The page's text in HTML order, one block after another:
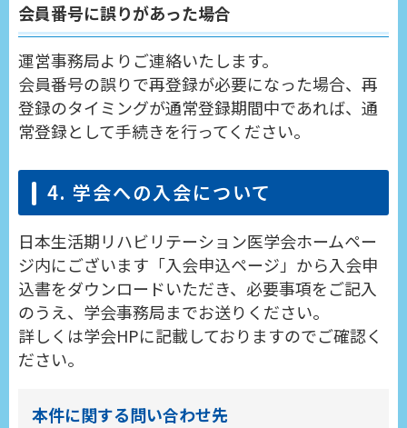
会員番号に誤りがあった場合
運営事務局よりご連絡いたします。
会員番号の誤りで再登録が必要になった場合、再
登録のタイミングが通常登録期間中であれば、通
常登録として手続きを行ってください。
4. 学会への入会について
日本生活期リハビリテーション医学会ホームペー
ジ内にございます「入会申込ページ」から入会申
込書をダウンロードいただき、必要事項をご記入
のうえ、学会事務局までお送りください。
詳しくは学会HPに記載しておりますのでご確認く
ださい。
本件に関する問い合わせ先